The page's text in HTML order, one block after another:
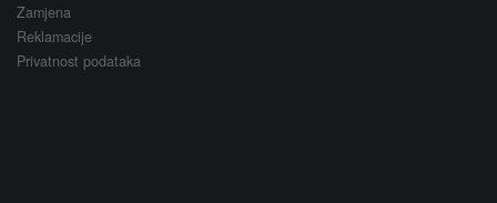
Zamjena
Reklamacije
Privatnost podataka